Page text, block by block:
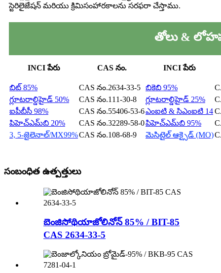
స్టెరిలైజేషన్ మరియు క్రిమిసంహారకాలను సరఫరా చేస్తాము.
తోలు &
INCI పేరు CAS నం. INCI పేరు
బిట్ 85% CAS నం.2634-33-5 బికెబి 95%
గ్లూటరాల్డిహైడ్ 50%
CAS నం.111-30-8 గ్లూటరాల్డిహైడ్ 25%
ఐపీబీసీ 98%
CAS నం.55406-53-6ఎంఐటి & సిఎంఐటి 14
పిహెచ్‌ఎమ్‌బి 20%
CAS నం.32289-58-0పిహెచ్‌ఎమ్‌బి 95%
3, 5-జైలెనాల్/MX99%CAS నం.108-68-9 మెసిటైల్ ఆక్సైడ్ (MO)
సంబంధిత ఉత్పత్తులు
బెంజిసోథియాజోలినోన్ 85% / BIT-85
CAS 2634-33-5